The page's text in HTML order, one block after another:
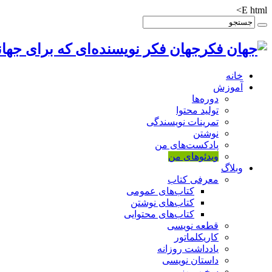
E html>
جهان فکر نویسنده‌ای که برای
خانه
آموزش
دوره‌ها
تولید محتوا
تمرینات نویسندگی
نوشتن
پادکست‌های من
ویدئوهای من
وبلاگ
معرفی کتاب
کتاب‌های عمومی
کتاب‌های نوشتن
کتاب‌های محتوایی
قطعه نویسی
کاریکلماتور
یادداشت روزانه
داستان نویسی